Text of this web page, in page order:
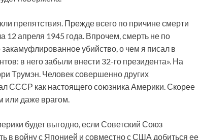
препятствия. Прежде всего по причине смерти
12 апреля 1945 года. Впрочем, смерть не по
убийство, о чем я писал в
в него забыли внести 32-го президента». На
Трумэн. Человек совершенно других
СССР как настоящего союзника Америки. Скорее
или даже врагом.
будет выгодно, если Советский Союз
в войну с Японией и совместно с США добиться ее